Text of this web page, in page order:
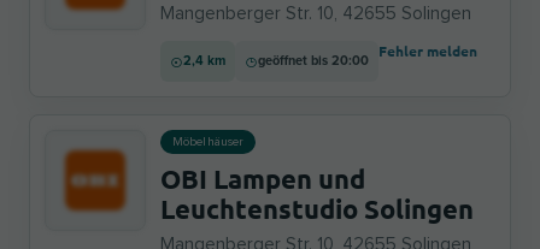
Mangenberger Str. 10, 42655 Solingen
2,4 km geöffnet bis 20:00
Fehler melden
Möbelhäuser
OBI Lampen und
Leuchtenstudio Solingen
Mangenberger Str. 10, 42655 Solingen